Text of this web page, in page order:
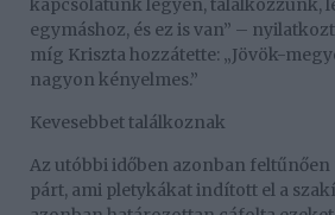
kapcsolatunk legyen, találkozzunk,
egymáshoz, és ez is van” –
míg Kriszta hozzátette: „Jövök-
nagyon kényelmes.”
Kevesebbet találkoznak
Az utóbbi időben azonban feltűnően
párt, ami pletykákat indított el a